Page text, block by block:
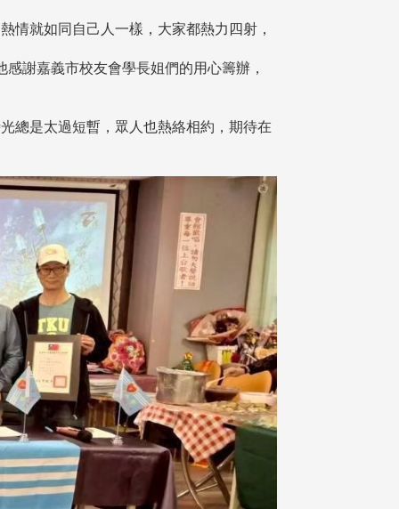
就如同自己人一樣，大家都熱力四射，
謝嘉義市校友會學長姐們的用心籌辦，
總是太過短暫，眾人也熱絡相約，期待在